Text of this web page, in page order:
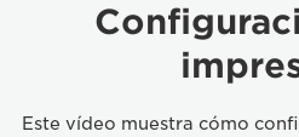
Este vídeo muestra cómo